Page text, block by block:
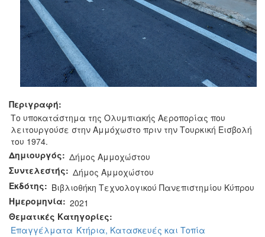
Περιγραφή:
Το υποκατάστημα της Ολυμπιακής Αεροπορίας που
λειτουργούσε στην Αμμόχωστο πριν την Τουρκική Εισβολή
του 1974.
Δημιουργός: Δήμος Αμμοχώστου
Συντελεστής: Δήμος Αμμοχώστου
Εκδότης: Βιβλιοθήκη Τεχνολογικού Πανεπιστημίου Κύπρου
Ημερομηνία: 2021
Θεματικές Κατηγορίες:
Επαγγέλματα Κτήρια, Κατασκευές και Τοπία